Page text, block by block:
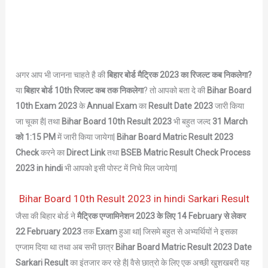
अगर आप भी जानना चाहते है कीबिहार बोर्ड मैट्रिक 2023 का रिजल्ट कब निकलेगा?
याबिहार बोर्ड 10th रिजल्ट कब तक निकलेगा? तो आपको बता दे की Bihar Board
10th Exam 2023केAnnual Examका Result Date 2023जारी किया
जा चूका है| तथा Bihar Board 10th Result 2023भी बहुत जल्द 31 March
को 1:15 PMमें जारी किया जायेगा| Bihar Board Matric Result 2023
Checkकरने का Direct Linkतथा BSEB Matric Result Check Process
2023 in hindiभी आपको इसी पोस्ट में निचे मिल जायेगा|
Bihar Board 10th Result 2023 in hindi Sarkari Result
जैसा की बिहार बोर्ड नेमैट्रिक एग्जामिनेशन 2023 के लिए 14 February से लेकर
22 February 2023तक Examहुआ था| जिसमे बहुत से अभ्यर्थियों ने इसका
एग्जाम दिया था तथा अब सभी छात्र Bihar Board Matric Result 2023 Date
Sarkari Resultका इंतजार कर रहे है| वैसे छात्रो के लिए एक अच्छी खुशखबरी यह